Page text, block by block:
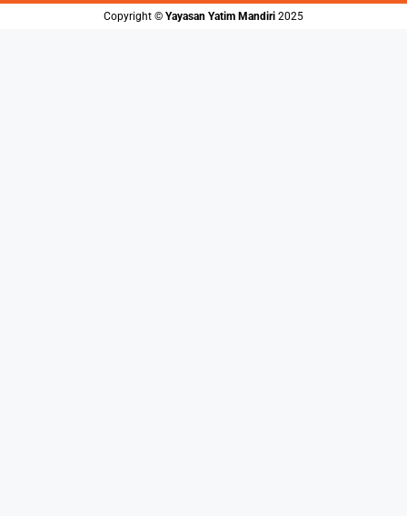
Copyright ©️ Yayasan Yatim Mandiri 2025